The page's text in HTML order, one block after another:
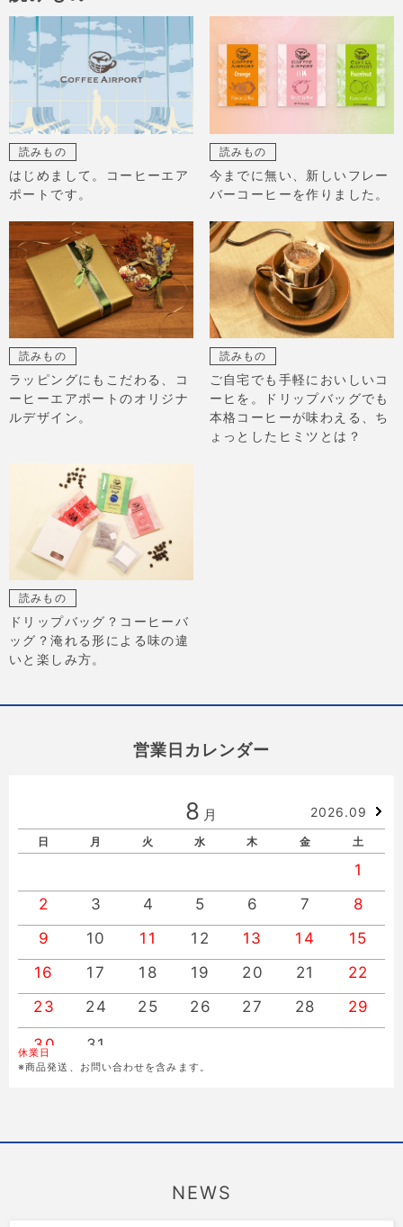
読みもの
はじめまして。コーヒーエア
ポートです。
読みもの
今までに無い、新しいフレー
バーコーヒーを作りました。
読みもの
ラッピングにもこだわる、コ
ーヒーエアポートのオリジナ
ルデザイン。
読みもの
ご自宅でも手軽においしいコ
ーヒを。ドリップバッグでも
本格コーヒーが味わえる、ち
ょっとしたヒミツとは？
読みもの
ドリップバッグ？コーヒーバ
ッグ？淹れる形による味の違
いと楽しみ方。
営業日カレンダー
8 月 2026.09
日 月 火 水 木 金 土
1
2
3 4 5 6 7
8
9
10 11 12 13 14
15
16
17 18 19 20 21
22
23
24 25 26 27 28 29
30 31
休業日
※商品発送、お問い合わせを含みます。
NEWS